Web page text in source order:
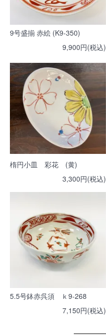
9号盛揃 赤絵 (K9-350)
9,900円(税込)
楕円小皿 彩花 (黄)
3,300円(税込)
5.5号鉢赤呉須 ｋ9-268
7,150円(税込)